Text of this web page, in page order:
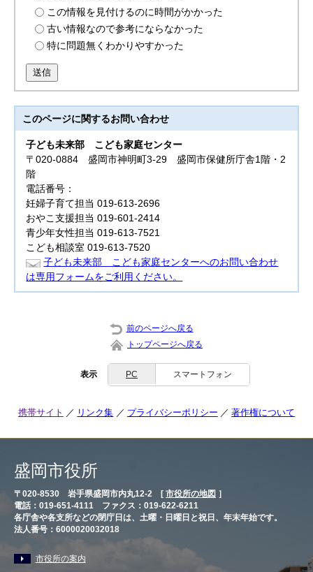
この情報を見付けるのに時間がかかった
古い情報なので参考にならなかった
特に問題無くわかりやすかった
送信
このページに関するお問い合わせ
子ども未来部 こども家庭センター
〒020-0884 盛岡市神明町3-29 盛岡市保健所庁舎1階・2
階
電話番号：
妊婦子育て担当 019-613-2696
おやこ支援担当 019-601-2414
青少年女性担当 019-613-7521
こども相談室 019-613-7520
子ども未来部 こども家庭センターへのお問い合わせ
は専用フォームをご利用ください。
前のページへ戻る
トップページへ戻る
表示 PC スマートフォン
携帯サイト リンク集 プライバシーポリシー 著作権について
盛岡市役所
〒020-8530 岩手県盛岡市内丸12-2 [ 市役所の地図 ］
電話：019-651-4111 ファクス：019-622-6211
各庁舎や各支所などの閉庁日は、土曜・日曜日と祝日、年末年始です。
法人番号：6000020032018
市役所の案内